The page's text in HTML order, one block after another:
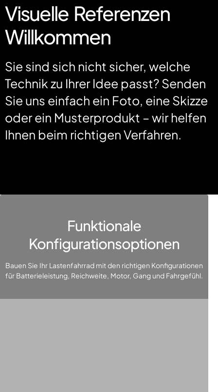
Visuelle Referenzen
Willkommen
Sie sind sich nicht sicher, welche
Technik zu Ihrer Idee passt? Senden
Sie uns einfach ein Foto, eine Skizze
oder ein Musterprodukt – wir helfen
Ihnen beim richtigen Verfahren.
Funktionale
Konfigurationsoptionen
Bauen Sie Ihr Lastenfahrrad mit den richtigen Konfigurationen
für Batterieleistung, Reichweite, Motor, Gang und Fahrgefühl.